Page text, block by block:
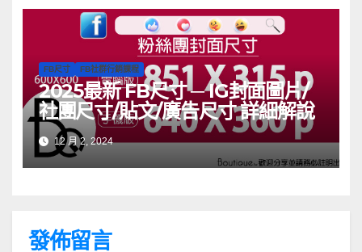
FB尺寸 FB社群行銷課程
2025最新 FB尺寸 ─ IG封面圖片/
社團尺寸/貼文/廣告尺寸 詳細解說
12 月 2, 2024
發佈留言